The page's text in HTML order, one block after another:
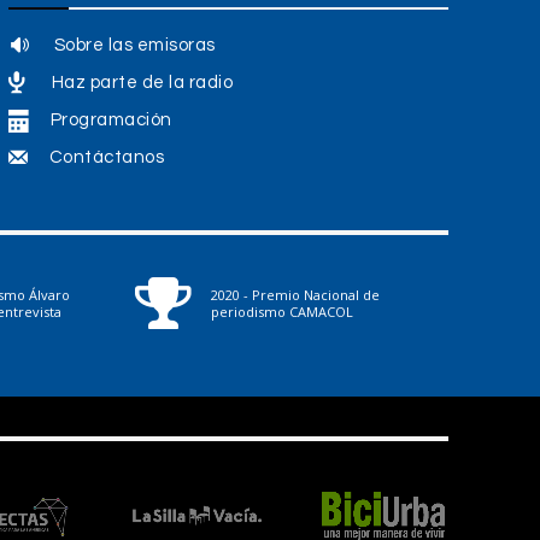
Sobre las emisoras
Haz parte de la radio
Programación
Contáctanos
Álvaro
2020 - Premio Nacional de
periodismo CAMACOL